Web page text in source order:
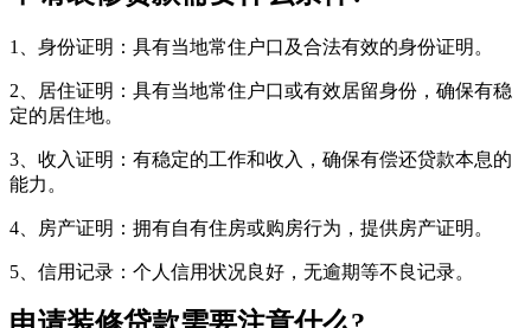
1、身份证明‌：具有当地常住户口及合法有效的身份证明。
‌2、居住证明‌：具有当地常住户口或有效居留身份，确保有稳
定的居住地。
3、‌收入证明‌：有稳定的工作和收入，确保有偿还贷款本息的
能力。
4、‌房产证明‌：拥有自有住房或购房行为，提供房产证明。
5、‌信用记录‌：个人信用状况良好，无逾期等不良记录。